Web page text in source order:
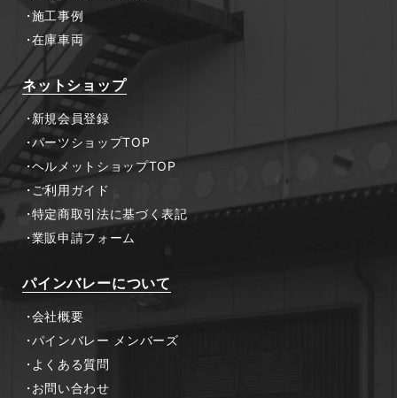
施工事例
在庫車両
ネットショップ
新規会員登録
パーツショップTOP
ヘルメットショップTOP
ご利用ガイド
特定商取引法に基づく表記
業販申請フォーム
パインバレーについて
会社概要
パインバレー メンバーズ
よくある質問
お問い合わせ